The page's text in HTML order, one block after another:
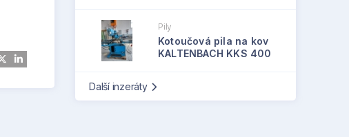
Pily
Kotoučová pila na kov
KALTENBACH KKS 400
Další inzeráty